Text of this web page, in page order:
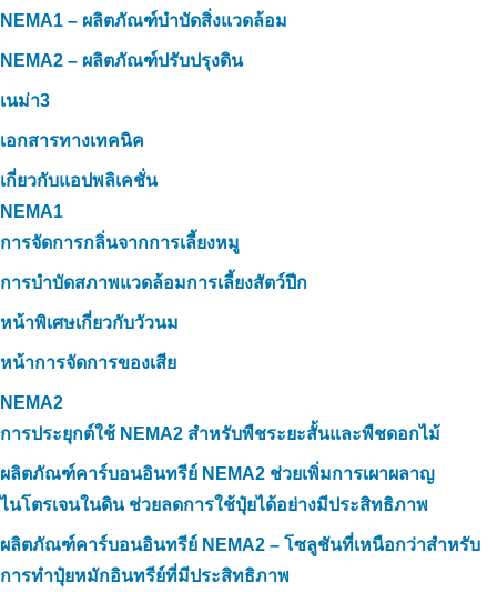
NEMA1 – ผลิตภัณฑ์บำบัดสิ่งแวดล้อม
NEMA2 – ผลิตภัณฑ์ปรับปรุงดิน
เนม่า3
เอกสารทางเทคนิค
เกี่ยวกับแอปพลิเคชั่น
NEMA1
การจัดการกลิ่นจากการเลี้ยงหมู
การบำบัดสภาพแวดล้อมการเลี้ยงสัตว์ปีก
หน้าพิเศษเกี่ยวกับวัวนม
หน้าการจัดการของเสีย
NEMA2
การประยุกต์ใช้ NEMA2 สำหรับพืชระยะสั้นและพืชดอกไม้
ผลิตภัณฑ์คาร์บอนอินทรีย์ NEMA2 ช่วยเพิ่มการเผาผลาญ
ไนโตรเจนในดิน ช่วยลดการใช้ปุ๋ยได้อย่างมีประสิทธิภาพ
ผลิตภัณฑ์คาร์บอนอินทรีย์ NEMA2 – โซลูชันที่เหนือกว่าสำหรับ
การทำปุ๋ยหมักอินทรีย์ที่มีประสิทธิภาพ